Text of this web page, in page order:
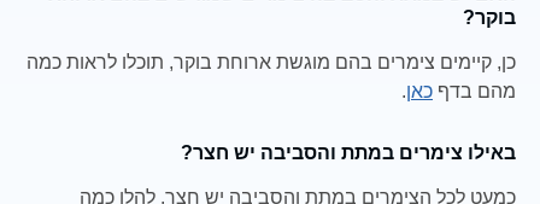
בוקר?
כן, קיימים צימרים בהם מוגשת ארוחת בוקר, תוכלו לראות כמה
מהם בדף כאן.
באילו צימרים במתת והסביבה יש חצר?
כמעט לכל הצימרים במתת והסביבה יש חצר. להלן כמה